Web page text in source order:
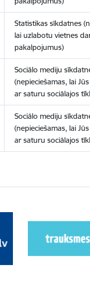
Statistikas sīkdatnes
lai uzlabotu vietnes
pakalpojumus)
Sociālo mediju
(nepieciešamas, lai
ar saturu sociālajos
Sociālo mediju
(nepieciešamas, lai
ar saturu sociālajos